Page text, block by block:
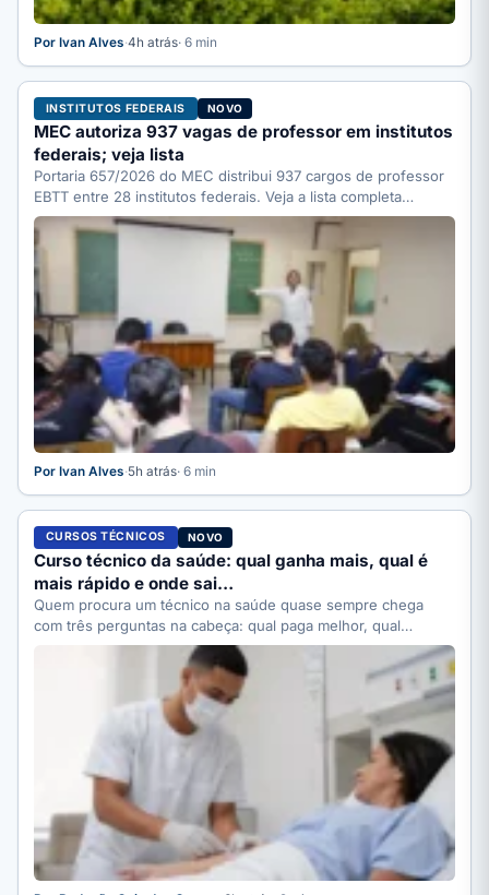
Por Ivan Alves·4h atrás· 6 min
INSTITUTOS FEDERAIS NOVO
MEC autoriza 937 vagas de professor em institutos
federais; veja lista
Portaria 657/2026 do MEC distribui 937 cargos de professor
EBTT entre 28 institutos federais. Veja a lista completa…
Por Ivan Alves·5h atrás· 6 min
CURSOS TÉCNICOS NOVO
Curso técnico da saúde: qual ganha mais, qual é
mais rápido e onde sai…
Quem procura um técnico na saúde quase sempre chega
com três perguntas na cabeça: qual paga melhor, qual…